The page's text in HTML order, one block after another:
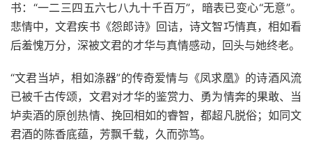
书：“一二三四五六七八九十千百万”，暗表已变心“无意”。
悲情中，文君疾书《怨郎诗》回诘，诗文智巧情真，相如看
后羞愧万分，深被文君的才华与真情感动，回头与她终老。
“文君当垆，相如涤器”的传奇爱情与《凤求凰》的诗酒风流
已被千古传颂，文君对才华的鉴赏力、勇为情奔的果敢、当
垆卖酒的原创热情、挽回相如的睿智，都超凡脱俗；如同文
君酒的陈香底蕴，芳飘千载，久而弥笃。